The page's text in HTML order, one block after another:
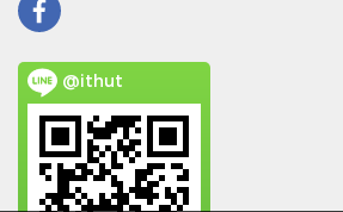
@ithut